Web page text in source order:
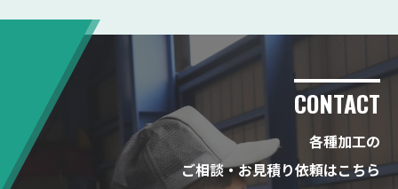
CONTACT
各種加工の
ご相談・お見積り依頼はこちら